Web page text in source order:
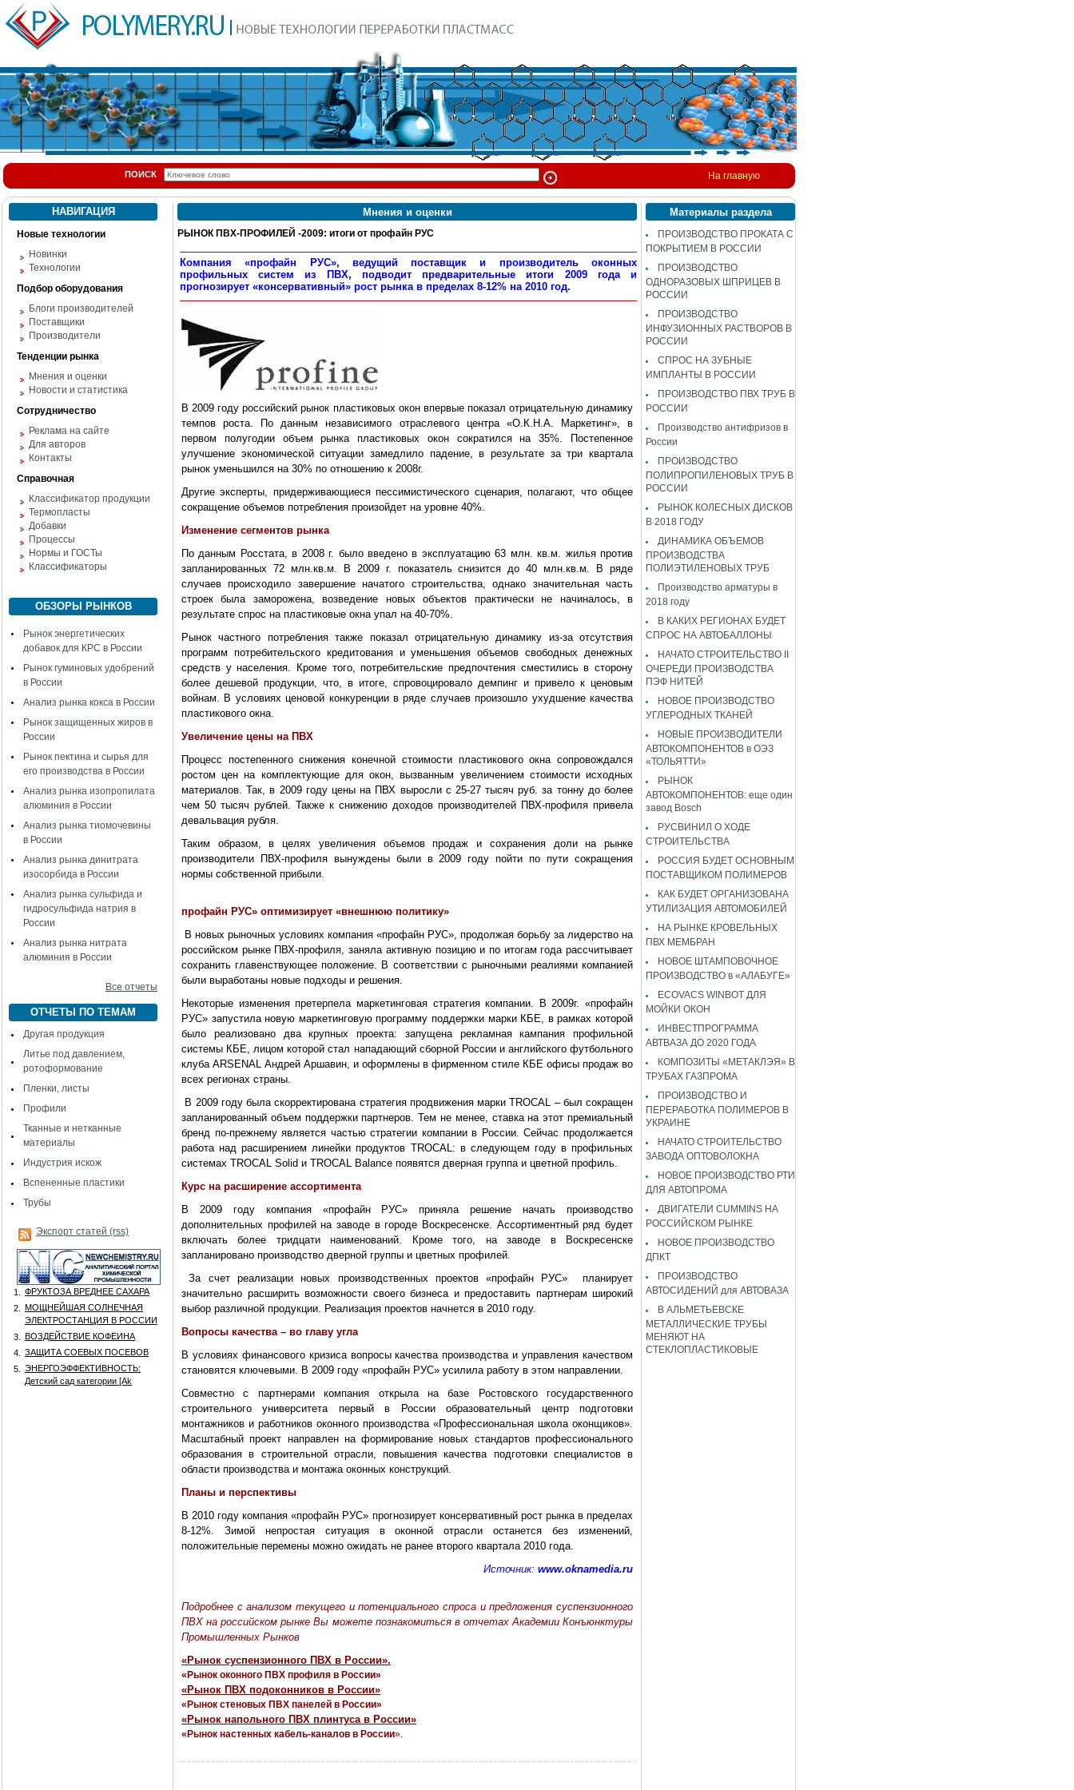
ПОИСК На главную
НАВИГАЦИЯ
Новые технологии
Новинки
Технологии
Подбор оборудования
Блоги производителей
Поставщики
Производители
Тенденции рынка
Мнения и оценки
Новости и статистика
Сотрудничество
Реклама на сайте
Для авторов
Контакты
Справочная
Классификатор продукции
Термопласты
Добавки
Процессы
Нормы и ГОСТы
Классификаторы
ОБЗОРЫ РЫНКОВ
Рынок энергетических
добавок для КРС в России
Рынок гуминовых удобрений
в России
Анализ рынка кокса в России
Рынок защищенных жиров в
России
Рынок пектина и сырья для
его производства в России
Анализ рынка изопропилата
алюминия в России
Анализ рынка тиомочевины
в России
Анализ рынка динитрата
изосорбида в России
Анализ рынка сульфида и
гидросульфида натрия в
России
Анализ рынка нитрата
алюминия в России
Все отчеты
ОТЧЕТЫ ПО ТЕМАМ
Другая продукция
Литье под давлением,
ротоформование
Пленки, листы
Профили
Тканные и нетканные
материалы
Индустрия искож
Вспененные пластики
Трубы
Экспорт статей (rss)
1.
ФРУКТОЗА ВРЕДНЕЕ САХАРА
2.
МОЩНЕЙШАЯ СОЛНЕЧНАЯ
ЭЛЕКТРОСТАНЦИЯ В РОССИИ
3.
ВОЗДЕЙСТВИЕ КОФЕИНА
4.
ЗАЩИТА СОЕВЫХ ПОСЕВОВ
5.
ЭНЕРГОЭФФЕКТИВНОСТЬ:
Детский сад категории [Аk
Мнения и оценки
РЫНОК ПВХ-ПРОФИЛЕЙ -2009: итоги от профайн РУС
Компания «профайн РУС», ведущий поставщик и производитель оконных
профильных систем из ПВХ, подводит предварительные итоги 2009 года и
прогнозирует «консервативный» рост рынка в пределах 8-12% на 2010 год.
В 2009 году российский рынок пластиковых окон впервые показал отрицательную динамику
темпов роста. По данным независимого отраслевого центра «О.К.Н.А. Маркетинг», в
первом полугодии объем рынка пластиковых окон сократился на 35%. Постепенное
улучшение экономической ситуации замедлило падение, в результате за три квартала
рынок уменьшился на 30% по отношению к 2008г.
Другие эксперты, придерживающиеся пессимистического сценария, полагают, что общее
сокращение объемов потребления произойдет на уровне 40%.
Изменение сегментов рынка
По данным Росстата, в 2008 г. было введено в эксплуатацию 63 млн. кв.м. жилья против
запланированных 72 млн.кв.м. В 2009 г. показатель снизится до 40 млн.кв.м. В ряде
случаев происходило завершение начатого строительства, однако значительная часть
строек была заморожена, возведение новых объектов практически не начиналось, в
результате спрос на пластиковые окна упал на 40-70%.
Рынок частного потребления также показал отрицательную динамику из-за отсутствия
программ потребительского кредитования и уменьшения объемов свободных денежных
средств у населения. Кроме того, потребительские предпочтения сместились в сторону
более дешевой продукции, что, в итоге, спровоцировало демпинг и привело к ценовым
войнам. В условиях ценовой конкуренции в ряде случаев произошло ухудшение качества
пластикового окна.
Увеличение цены на ПВХ
Процесс постепенного снижения конечной стоимости пластикового окна сопровождался
ростом цен на комплектующие для окон, вызванным увеличением стоимости исходных
материалов. Так, в 2009 году цены на ПВХ выросли с 25-27 тысяч руб. за тонну до более
чем 50 тысяч рублей. Также к снижению доходов производителей ПВХ-профиля привела
девальвация рубля.
Таким образом, в целях увеличения объемов продаж и сохранения доли на рынке
производители ПВХ-профиля вынуждены были в 2009 году пойти по пути сокращения
нормы собственной прибыли.
профайн РУС» оптимизирует «внешнюю политику»
В новых рыночных условиях компания «профайн РУС», продолжая борьбу за лидерство на
российском рынке ПВХ-профиля, заняла активную позицию и по итогам года рассчитывает
сохранить главенствующее положение. В соответствии с рыночными реалиями компанией
были выработаны новые подходы и решения.
Некоторые изменения претерпела маркетинговая стратегия компании. В 2009г. «профайн
РУС» запустила новую маркетинговую программу поддержки марки КБЕ, в рамках которой
было реализовано два крупных проекта: запущена рекламная кампания профильной
системы КБЕ, лицом которой стал нападающий сборной России и английского футбольного
клуба ARSENAL Андрей Аршавин, и оформлены в фирменном стиле КБЕ офисы продаж во
всех регионах страны.
В 2009 году была скорректирована стратегия продвижения марки TROCAL – был сокращен
запланированный объем поддержки партнеров. Тем не менее, ставка на этот премиальный
бренд по-прежнему является частью стратегии компании в России. Сейчас продолжается
работа над расширением линейки продуктов TROCAL: в следующем году в профильных
системах TROCAL Solid и TROCAL Balance появятся дверная группа и цветной профиль.
Курс на расширение ассортимента
В 2009 году компания «профайн РУС» приняла решение начать производство
дополнительных профилей на заводе в городе Воскресенске. Ассортиментный ряд будет
включать более тридцати наименований. Кроме того, на заводе в Воскресенске
запланировано производство дверной группы и цветных профилей.
За счет реализации новых производственных проектов «профайн РУС» планирует
значительно расширить возможности своего бизнеса и предоставить партнерам широкий
выбор различной продукции. Реализация проектов начнется в 2010 году.
Вопросы качества – во главу угла
В условиях финансового кризиса вопросы качества производства и управления качеством
становятся ключевыми. В 2009 году «профайн РУС» усилила работу в этом направлении.
Совместно с партнерами компания открыла на базе Ростовского государственного
строительного университета первый в России образовательный центр подготовки
монтажников и работников оконного производства «Профессиональная школа оконщиков».
Масштабный проект направлен на формирование новых стандартов профессионального
образования в строительной отрасли, повышения качества подготовки специалистов в
области производства и монтажа оконных конструкций.
Планы и перспективы
В 2010 году компания «профайн РУС» прогнозирует консервативный рост рынка в пределах
8-12%. Зимой непростая ситуация в оконной отрасли останется без изменений,
положительные перемены можно ожидать не ранее второго квартала 2010 года.
Источник: www.oknamedia.ru
Подробнее с анализом текущего и потенциального спроса и предложения суспензионного
ПВХ на российском рынке Вы можете познакомиться в отчетах Академии Конъюнктуры
Промышленных Рынков
«Рынок суспензионного ПВХ в России».
«Рынок оконного ПВХ профиля в России»
«Рынок ПВХ подоконников в России»
«Рынок стеновых ПВХ панелей в России»
«Рынок напольного ПВХ плинтуса в России»
«Рынок настенных кабель-каналов в России».
Материалы раздела
ПРОИЗВОДСТВО ПРОКАТА С
ПОКРЫТИЕМ В РОССИИ
ПРОИЗВОДСТВО
ОДНОРАЗОВЫХ ШПРИЦЕВ В
РОССИИ
ПРОИЗВОДСТВО
ИНФУЗИОННЫХ РАСТВОРОВ В
РОССИИ
СПРОС НА ЗУБНЫЕ
ИМПЛАНТЫ В РОССИИ
ПРОИЗВОДСТВО ПВХ ТРУБ В
РОССИИ
Производство антифризов в
России
ПРОИЗВОДСТВО
ПОЛИПРОПИЛЕНОВЫХ ТРУБ В
РОССИИ
РЫНОК КОЛЕСНЫХ ДИСКОВ
В 2018 ГОДУ
ДИНАМИКА ОБЪЕМОВ
ПРОИЗВОДСТВА
ПОЛИЭТИЛЕНОВЫХ ТРУБ
Производство арматуры в
2018 году
В КАКИХ РЕГИОНАХ БУДЕТ
СПРОС НА АВТОБАЛЛОНЫ
НАЧАТО СТРОИТЕЛЬСТВО II
ОЧЕРЕДИ ПРОИЗВОДСТВА
ПЭФ НИТЕЙ
НОВОЕ ПРОИЗВОДСТВО
УГЛЕРОДНЫХ ТКАНЕЙ
НОВЫЕ ПРОИЗВОДИТЕЛИ
АВТОКОМПОНЕНТОВ в ОЭЗ
«ТОЛЬЯТТИ»
РЫНОК
АВТОКОМПОНЕНТОВ: еще один
завод Bosch
РУСВИНИЛ О ХОДЕ
СТРОИТЕЛЬСТВА
РОССИЯ БУДЕТ ОСНОВНЫМ
ПОСТАВЩИКОМ ПОЛИМЕРОВ
КАК БУДЕТ ОРГАНИЗОВАНА
УТИЛИЗАЦИЯ АВТОМОБИЛЕЙ
НА РЫНКЕ КРОВЕЛЬНЫХ
ПВХ МЕМБРАН
НОВОЕ ШТАМПОВОЧНОЕ
ПРОИЗВОДСТВО в «АЛАБУГЕ»
ECOVACS WINBOT ДЛЯ
МОЙКИ ОКОН
ИНВЕСТПРОГРАММА
АВТВАЗА ДО 2020 ГОДА
КОМПОЗИТЫ «МЕТАКЛЭЯ» В
ТРУБАХ ГАЗПРОМА
ПРОИЗВОДСТВО И
ПЕРЕРАБОТКА ПОЛИМЕРОВ В
УКРАИНЕ
НАЧАТО СТРОИТЕЛЬСТВО
ЗАВОДА ОПТОВОЛОКНА
НОВОЕ ПРОИЗВОДСТВО РТИ
ДЛЯ АВТОПРОМА
ДВИГАТЕЛИ CUMMINS НА
РОССИЙСКОМ РЫНКЕ
НОВОЕ ПРОИЗВОДСТВО
ДПКТ
ПРОИЗВОДСТВО
АВТОСИДЕНИЙ для АВТОВАЗА
В АЛЬМЕТЬЕВСКЕ
МЕТАЛЛИЧЕСКИЕ ТРУБЫ
МЕНЯЮТ НА
СТЕКЛОПЛАСТИКОВЫЕ